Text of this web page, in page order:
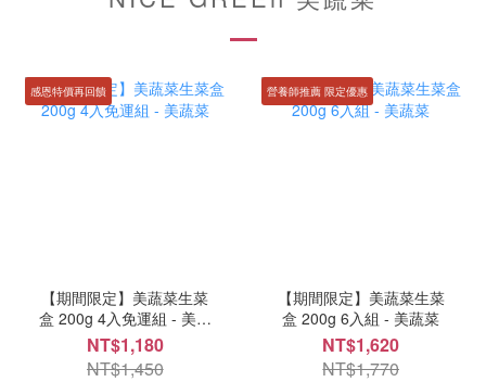
感恩特價再回饋
【期間限定】美蔬菜生菜
盒 200g 4入免運組 - 美蔬
菜
NT$1,180
NT$1,450
營養師推薦 限定優惠
【期間限定】美蔬菜生菜
盒 200g 6入組 - 美蔬菜
NT$1,620
NT$1,770